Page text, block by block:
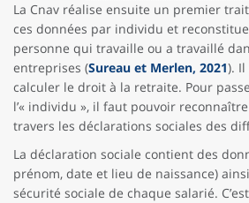
La Cnav réalise ensuite un premier
ces données par individu et
personne qui travaille ou a travaillé
entreprises (Sureau et Merlen, 2021).
calculer le droit à la retraite. Pour
l’« individu », il faut pouvoir
travers les déclarations sociales des
La déclaration sociale contient des
prénom, date et lieu de naissance)
sécurité sociale de chaque salarié.